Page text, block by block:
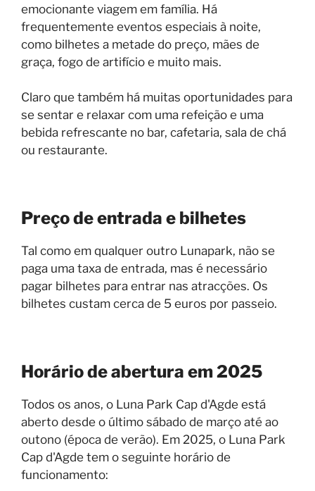
emocionante viagem em família. Há
frequentemente eventos especiais à noite,
como bilhetes a metade do preço, mães de
graça, fogo de artifício e muito mais.
Claro que também há muitas oportunidades para
se sentar e relaxar com uma refeição e uma
bebida refrescante no bar, cafetaria, sala de chá
ou restaurante.
Preço de entrada e bilhetes
Tal como em qualquer outro Lunapark, não se
paga uma taxa de entrada, mas é necessário
pagar bilhetes para entrar nas atracções. Os
bilhetes custam cerca de 5 euros por passeio.
Horário de abertura em 2025
Todos os anos, o Luna Park Cap d'Agde está
aberto desde o último sábado de março até ao
outono (época de verão). Em 2025, o Luna Park
Cap d'Agde tem o seguinte horário de
funcionamento: